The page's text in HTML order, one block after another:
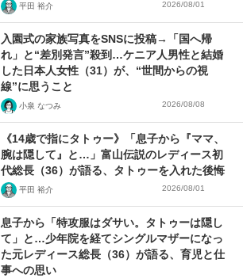
平田 裕介 2026/08/01
入園式の家族写真をSNSに投稿→「国へ帰
れ」と“差別発言”殺到…ケニア人男性と結婚
した日本人女性（31）が、“世間からの視
線”に思うこと
小泉 なつみ 2026/08/08
《14歳で指にタトゥー》「息子から『ママ、
腕は隠して』と…」富山伝説のレディース初
代総長（36）が語る、タトゥーを入れた後悔
平田 裕介 2026/08/01
息子から「特攻服はダサい。タトゥーは隠し
て」と…少年院を経てシングルマザーになっ
た元レディース総長（36）が語る、育児と仕
事への思い